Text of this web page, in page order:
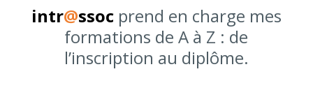
intr@ssocprend en charge mes
formations de A à Z : de
l’inscription au diplôme.